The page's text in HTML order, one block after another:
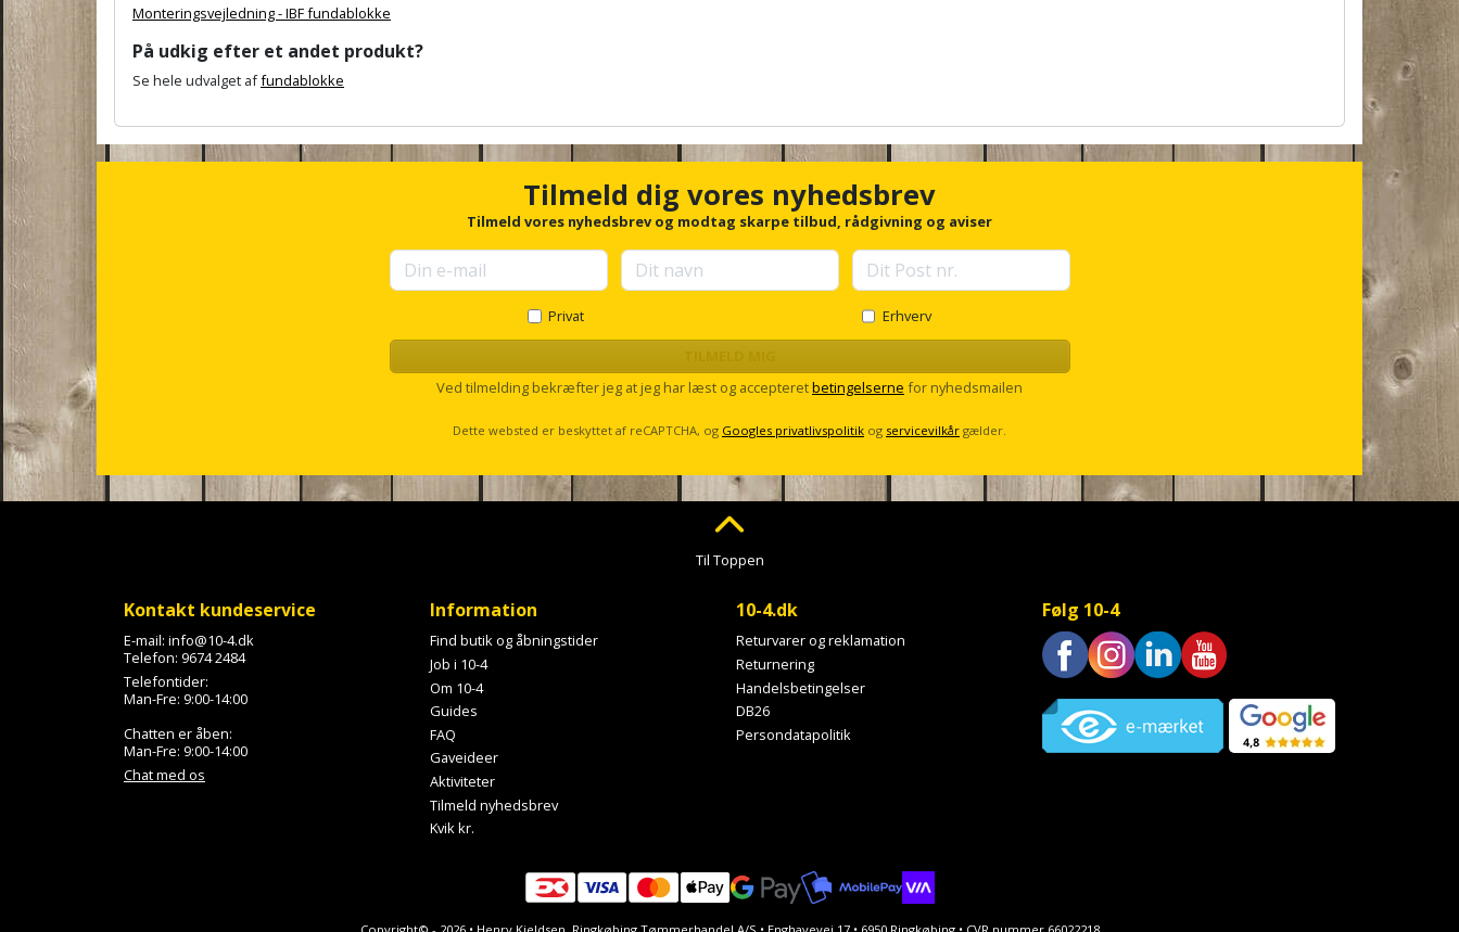
Monteringsvejledning - IBF fundablokke
På udkig efter et andet produkt?
Se hele udvalget affundablokke
c
Tilmeld dig vores nyhedsbrev
Tilmeld vores nyhedsbrev og modtag skarpe tilbud, rådgivning og aviser
Privat Erhverv
Ved tilmelding bekræfter jeg at jeg har læst og accepteretbetingelserne for nyhedsmailen
Dette websted er beskyttet af reCAPTCHA, og Googles privatlivspolitik og servicevilkår gælder.
Til Toppen
Kontakt kundeservice
E-mail: info@10-4.dk
Telefon: 9674 2484
Telefontider:
Man-Fre: 9:00-14:00
Chatten er åben:
Man-Fre: 9:00-14:00
Chat med os
Information
Find butik og åbningstider
Job i 10-4
Om 10-4
Guides
FAQ
Gaveideer
Aktiviteter
Tilmeld nyhedsbrev
Kvik kr.
10-4.dk
Returvarer og reklamation
Returnering
Handelsbetingelser
DB26
Persondatapolitik
Følg 10-4